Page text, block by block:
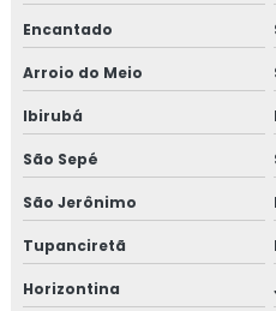
Forno de cozinha profissional
Forno de embutir cozinha
Forno de embutir grande
Forno com fogão
Forno com fogão a lenha
Forno de fogão a lenha
Encantado
Arroio do Meio
Ibirubá
São Sepé
São Jerônimo
Tupanciretã
Horizontina